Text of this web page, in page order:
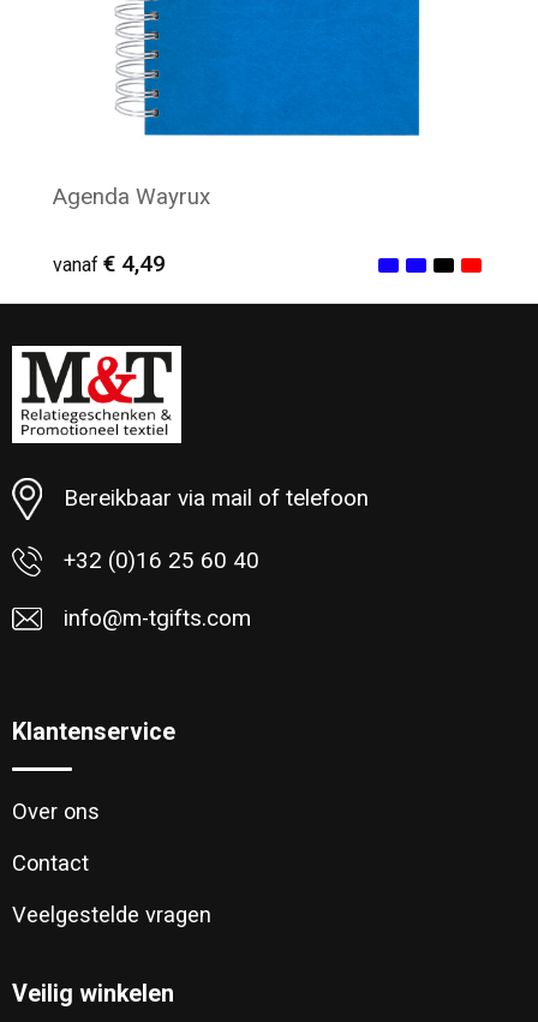
Agenda Wayrux
vanaf € 4,49
Minimale afname: 18
Bereikbaar via mail of telefoon
+32 (0)16 25 60 40
info@m-tgifts.com
Klantenservice
Over ons
Contact
Veelgestelde vragen
Veilig winkelen